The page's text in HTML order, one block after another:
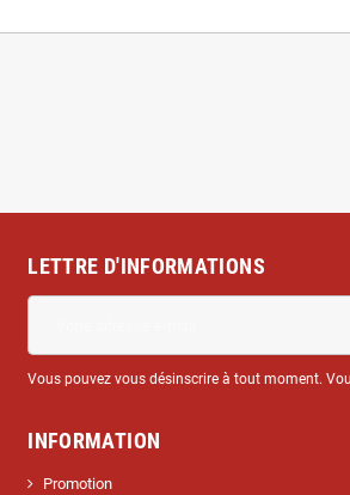
LETTRE D'INFORMATIONS
Vous pouvez vous désinscrire à tout moment.
INFORMATION
Promotion